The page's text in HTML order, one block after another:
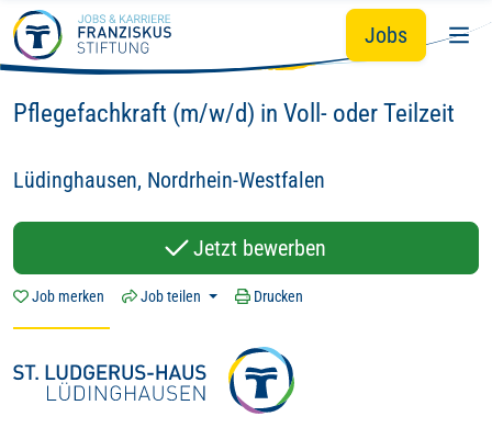
Zum Hauptinhalt springen Jobs
Du& Wir - mit Herz
Hier zählt dein Tun:
Pflegefachkraft (m/w/d) in Voll- oder Teilzeit
Lüdinghausen, Nordrhein-Westfalen
Jetzt bewerben
Job merken Job teilen Drucken